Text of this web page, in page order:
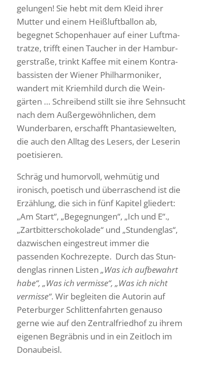
gelungen! Sie hebt mit dem Kleid ihrer
Mutter und einem Heiß­luft­ballon ab,
begegnet Scho­pen­hauer auf einer Luft­ma­
tratze, trifft einen Taucher in der Hambur­
ger­straße, trinkt Kaffee mit einem Kontra­
bas­sisten der Wiener Phil­har­mo­niker,
wandert mit Kriem­hild durch die Wein­
gärten … Schrei­bend stillt sie ihre Sehn­sucht
nach dem Außer­ge­wöhn­li­chen, dem
Wunder­baren, erschafft Phan­ta­sie­welten,
die auch den Alltag des Lesers, der Leserin
poetisieren.
Schräg und humor­voll, wehmütig und
ironisch, poetisch und über­ra­schend ist die
Erzäh­lung, die sich in fünf Kapitel glie­dert:
„Am Start“, „Begeg­nungen“, „Ich und E“.,
„Zart­bit­ter­scho­ko­lade“ und „Stun­den­glas“,
dazwi­schen einge­streut immer die
passenden Koch­re­zepte. Durch das Stun­
den­glas rinnen Listen „Was ich aufbe­wahrt
habe“, „Was ich vermisse“, „Was ich nicht
vermisse“. Wir begleiten die Autorin auf
Peter­burger Schlit­ten­fahrten genauso
gerne wie auf den Zentral­friedhof zu ihrem
eigenen Begräbnis und in ein Zeit­loch im
Donaubeisl.